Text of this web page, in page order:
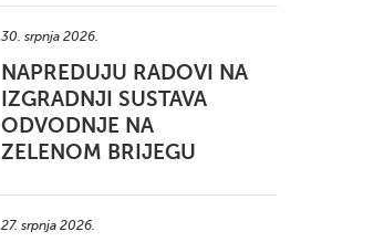
30. srpnja 2026.
NAPREDUJU RADOVI NA
IZGRADNJI SUSTAVA
ODVODNJE NA
ZELENOM BRIJEGU
27. srpnja 2026.